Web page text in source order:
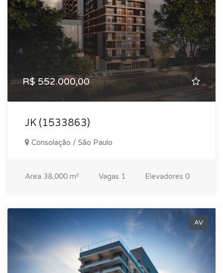
R$ 552.000,00
JK (1533863)
Consolação / São Paulo
Area 38,000 m² Vagas 1 Elevadores 0
AV